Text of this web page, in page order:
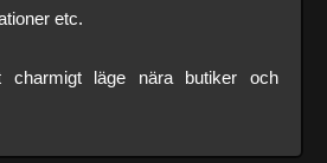
etc.
läge nära butiker och